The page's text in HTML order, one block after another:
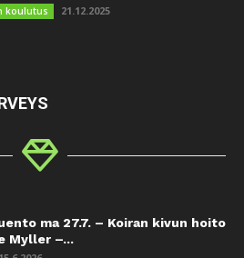
koulutus 21.12.2025
ma 27.7. – Koiran kivun hoito
Myller –...